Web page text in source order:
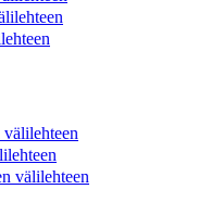
välilehteen